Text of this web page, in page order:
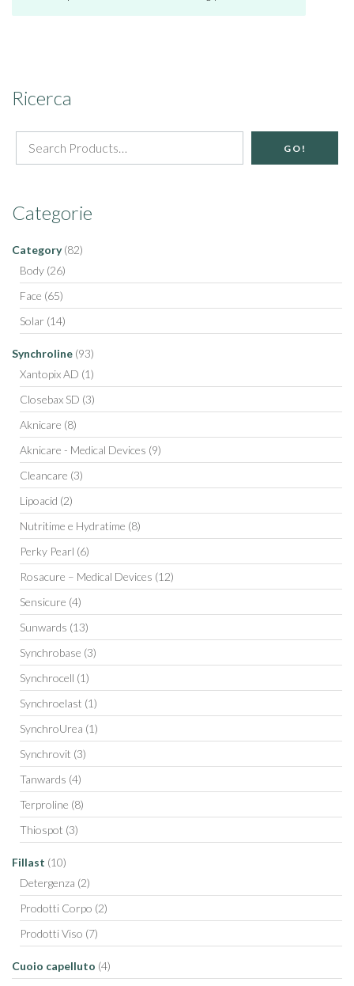
Ricerca
GO!
Categorie
Category (82)
Body (26)
Face (65)
Solar (14)
Synchroline (93)
Xantopix AD (1)
Closebax SD (3)
Aknicare (8)
Aknicare - Medical Devices (9)
Cleancare (3)
Lipoacid (2)
Nutritime e Hydratime (8)
Perky Pearl (6)
Rosacure – Medical Devices (12)
Sensicure (4)
Sunwards (13)
Synchrobase (3)
Synchrocell (1)
Synchroelast (1)
SynchroUrea (1)
Synchrovit (3)
Tanwards (4)
Terproline (8)
Thiospot (3)
Fillast (10)
Detergenza (2)
Prodotti Corpo (2)
Prodotti Viso (7)
Cuoio capelluto (4)